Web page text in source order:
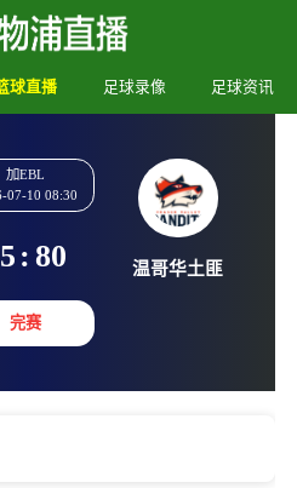
球直播 足球录像 足球资讯
加EBL
95:
完赛